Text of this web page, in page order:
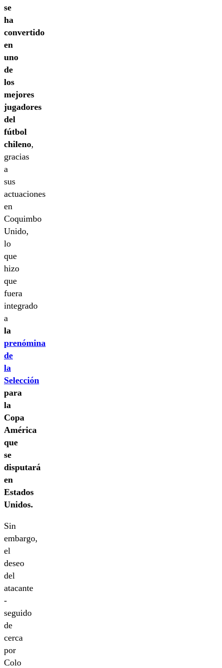
se
ha
convertido
en
uno
de
los
mejores
jugadores
del
fútbol
chileno,
gracias
a
sus
actuaciones
en
Coquimbo
Unido,
lo
que
hizo
que
fuera
integrado
a
la
prenómina
de
la
Selección
para
la
Copa
América
que
se
disputará
en
Estados
Unidos.
Sin
embargo,
el
deseo
del
atacante
-
seguido
de
cerca
por
Colo